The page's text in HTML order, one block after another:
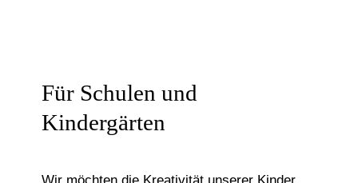
Für Schulen und
Kindergärten
Wir möchten die Kreativität unserer Kinder